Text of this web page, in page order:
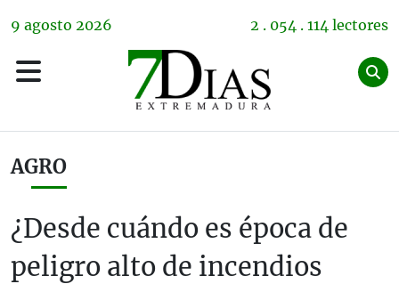
9 agosto 2026 2 . 054 . 114 lectores
AGRO
¿Desde cuándo es época de
peligro alto de incendios